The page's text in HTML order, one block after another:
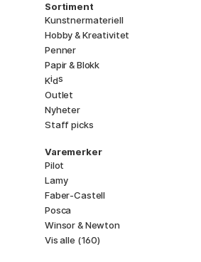
Sortiment
Kunstnermateriell
Hobby & Kreativitet
Penner
Papir & Blokk
Kids
Outlet
Nyheter
Staff picks
Varemerker
Pilot
Lamy
Faber-Castell
Posca
Winsor & Newton
Vis alle (160)